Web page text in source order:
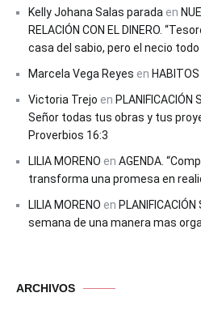
Kelly Johana Salas parada en
RELACIÓN CON EL DINERO.
casa del sabio, pero el necio todo
Marcela Vega Reyes en
Victoria Trejo en PLANIFICACIÓN
Señor todas tus obras y tus
Proverbios 16:3
LILIA MORENO en AGENDA.
transforma una promesa en
LILIA MORENO en
semana de una manera mas
ARCHIVOS